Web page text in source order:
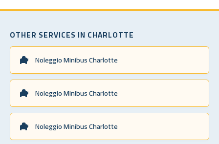
OTHER SERVICES IN CHARLOTTE
Noleggio Minibus Charlotte
Noleggio Minibus Charlotte
Noleggio Minibus Charlotte